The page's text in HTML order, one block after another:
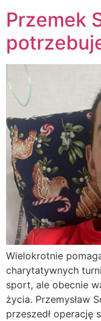
Przemek
Wielokrotnie
charytatywnych
sport, ale obecnie
życia. Przemysław
przeszedł operację